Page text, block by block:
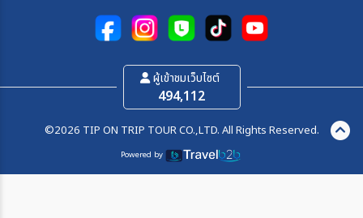
ผู้เข้าชมเว็บไซต์
494,112
©2026 TIP ON TRIP TOUR CO.,LTD. All Rights Reserved.
Powered by